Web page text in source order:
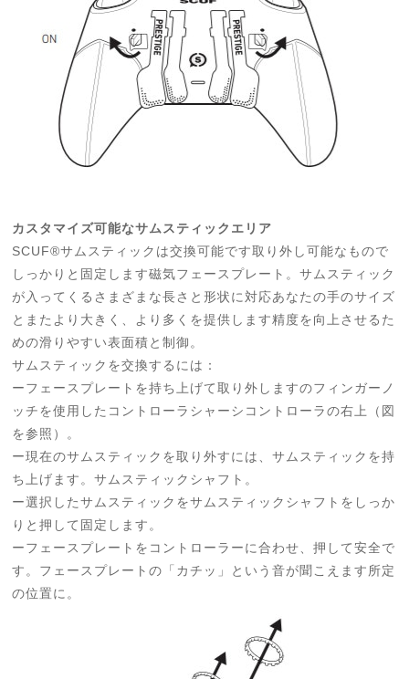
カスタマイズ可能なサムスティックエリア
SCUF®サムスティックは交換可能です取り外し可能なもので
しっかりと固定します磁気フェースプレート。サムスティック
が入ってくるさまざまな長さと形状に対応あなたの手のサイズ
とまたより大きく、より多くを提供します精度を向上させるた
めの滑りやすい表面積と制御。
サムスティックを交換するには：
ーフェースプレートを持ち上げて取り外しますのフィンガーノ
ッチを使用したコントローラシャーシコントローラの右上（図
を参照）。
ー現在のサムスティックを取り外すには、サムスティックを持
ち上げます。サムスティックシャフト。
ー選択したサムスティックをサムスティックシャフトをしっか
りと押して固定します。
ーフェースプレートをコントローラーに合わせ、押して安全で
す。フェースプレートの「カチッ」という音が聞こえます所定
の位置に。